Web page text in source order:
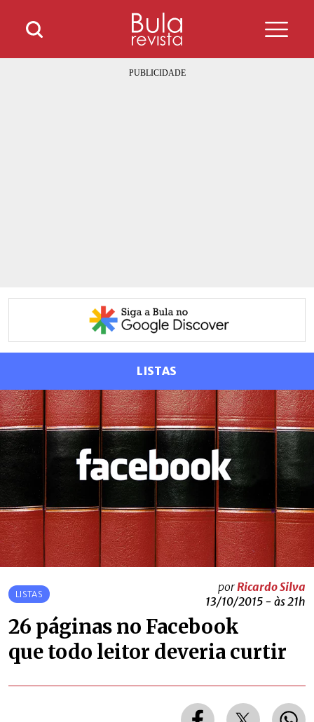
LISTAS
LISTAS
porRicardo Silva
13/10/2015 - às 21h
26 páginas no Facebook
que todo leitor deveria curtir